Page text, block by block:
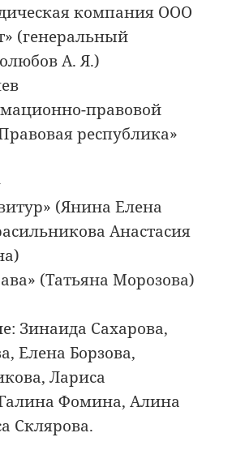
компания ООО
(генеральный
А. Я.)
правовой
республика»
(Янина Елена
Анастасия
(Татьяна Морозова)
Зинаида Сахарова,
Елена Борзова,
Лариса
Фомина, Алина
Склярова.